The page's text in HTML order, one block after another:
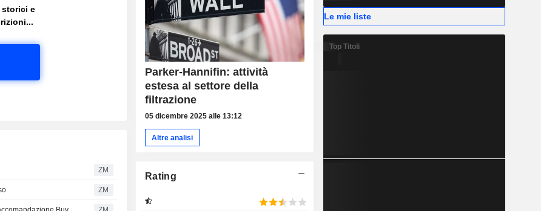
storici e
ZM
ZM
Parker-Hannifin: attività
estesa al settore della
filtrazione
05 dicembre 2025 alle 13:12
Altre analisi
Rating
Le mie liste
Top Titoli